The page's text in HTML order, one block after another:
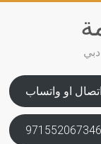
اتصال او واتساب
971552067346